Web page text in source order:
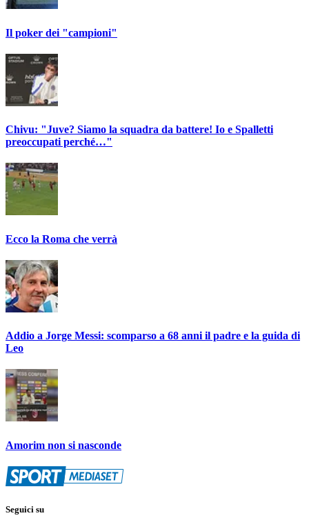
Il poker dei "campioni"
Chivu: "Juve? Siamo la squadra da battere! Io e Spalletti
preoccupati perché…"
Ecco la Roma che verrà
Addio a Jorge Messi: scomparso a 68 anni il padre e la guida di
Leo
Amorim non si nasconde
Seguici su